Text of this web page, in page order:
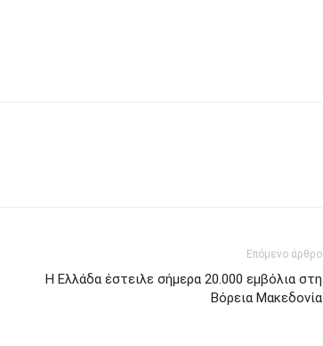
Επόμενο άρθρο
Η Ελλάδα έστειλε σήμερα 20.000 εμβόλια στη
Βόρεια Μακεδονία